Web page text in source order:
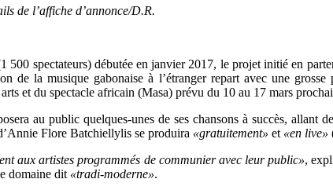
de l’affiche d’annonce/D.R.
500 spectateurs) débutée en janvier 2017, le projet initié en
de la musique gabonaise à l’étranger repart avec une
et du spectacle africain (Masa) prévu du 10 au 17 mars
au public quelques-unes de ses chansons à succès, allant de
Flore Batchiellylis se produira «gratuitement» et «en live»
aux artistes programmés de communier avec leur public»,
domaine dit «tradi-moderne».